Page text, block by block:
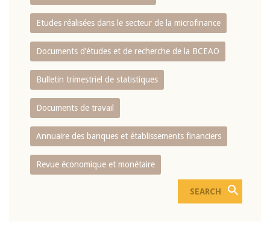
Etudes réalisées dans le secteur de la microfinance
Documents d’études et de recherche de la BCEAO
Bulletin trimestriel de statistiques
Documents de travail
Annuaire des banques et établissements financiers
Revue économique et monétaire